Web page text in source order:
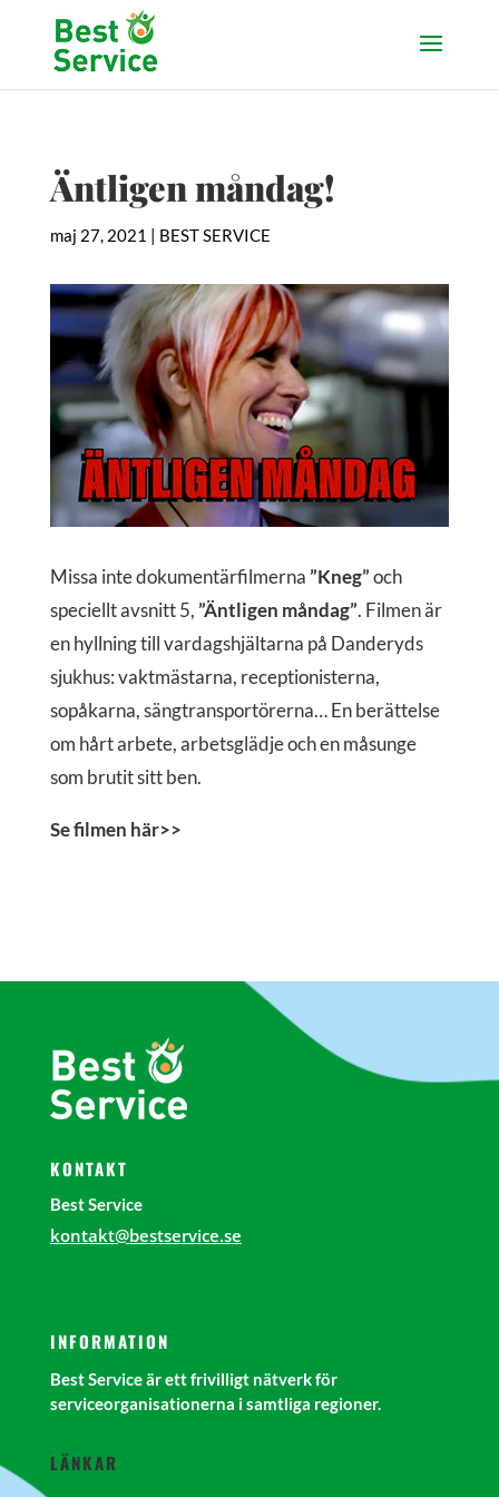
Äntligen måndag!
maj 27, 2021 | BEST SERVICE
Missa inte dokumentärfilmerna”Kneg”och
speciellt avsnitt 5,”Äntligen måndag”. Filmen är
en hyllning till vardagshjältarna på Danderyds
sjukhus: vaktmästarna, receptionisterna,
sopåkarna, sängtransportörerna… En berättelse
om hårt arbete, arbetsglädje och en måsunge
som brutit sitt ben.
Se filmen här>>
KONTAKT
Best Service
kontakt@bestservice.se
INFORMATION
Best Service är ett frivilligt nätverk för
serviceorganisationerna i samtliga regioner.
LÄNKAR